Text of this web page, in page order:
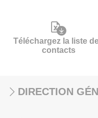
Téléchargez la liste
contacts
DIRECTION